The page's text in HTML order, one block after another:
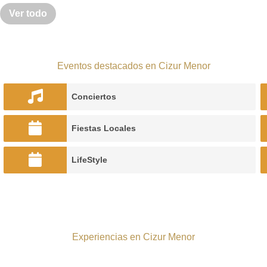
Ver todo
Eventos destacados en Cizur Menor
Conciertos
Fiestas Locales
LifeStyle
Experiencias en Cizur Menor